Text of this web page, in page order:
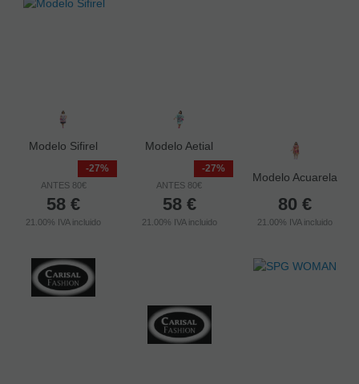
Modelo Sifirel
-27%
ANTES 80€
58 €
21.00% IVA incluido
Modelo Aetial
-27%
ANTES 80€
58 €
21.00% IVA incluido
Modelo Acuarela
80 €
21.00% IVA incluido